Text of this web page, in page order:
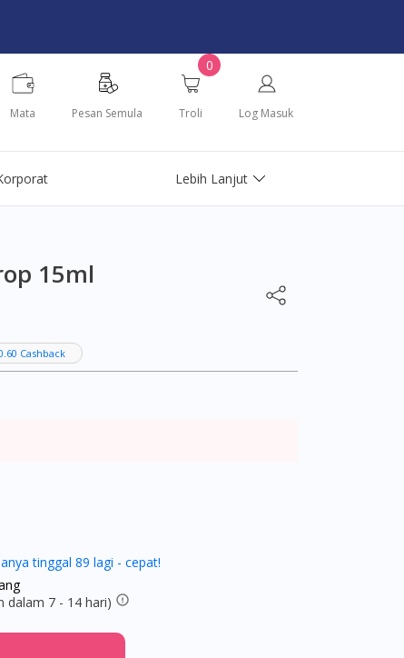
Mata Pesan Semula
0
Troli Log Masuk
Lebih Lanjut
15ml
Cashback
tinggal 89 lagi - cepat!
dalam 7 - 14 hari)